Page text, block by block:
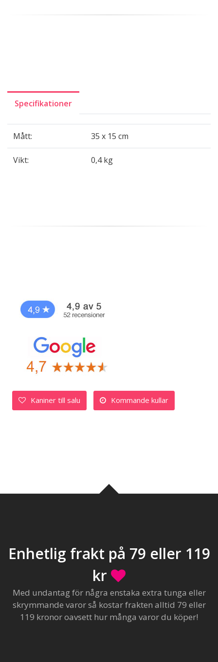
Specifikationer
Mått: 35 x 15 cm
Vikt: 0,4 kg
Kaniner till salu Kommande kullar
Enhetlig frakt på 79 eller 119
kr
Med undantag för några enstaka extra tunga eller
skrymmande varor så kostar frakten alltid 79 eller
119 kronor oavsett hur många varor du köper!